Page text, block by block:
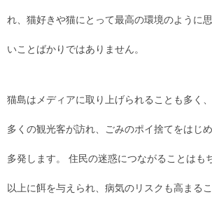
れ、猫好きや猫にとって最高の環境のように
いことばかりではありません。
猫島はメディアに取り上げられることも多く
多くの観光客が訪れ、ごみのポイ捨てをはじ
多発します。 住民の迷惑につながることはも
以上に餌を与えられ、病気のリスクも高まる